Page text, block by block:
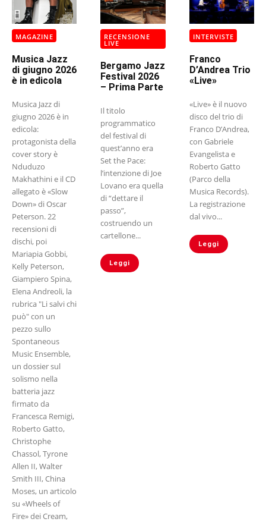
MAGAZINE
Musica Jazz
di giugno 2026
è in edicola
Musica Jazz di
giugno 2026 è in
edicola:
protagonista della
cover story è
Nduduzo
Makhathini e il CD
allegato è «Slow
Down» di Oscar
Peterson. 22
recensioni di
dischi, poi
Mariapia Gobbi,
Kelly Peterson,
Giampiero Spina,
Elena Andreoli, la
rubrica "Li salvi chi
può" con un
pezzo sullo
Spontaneous
Music Ensemble,
un dossier sul
solismo nella
batteria jazz
firmato da
Francesca Remigi,
Roberto Gatto,
Christophe
Chassol, Tyrone
Allen II, Walter
Smith III, China
Moses, un articolo
su «Wheels of
Fire» dei Cream,
RECENSIONE
LIVE
Bergamo Jazz
Festival 2026
– Prima Parte
Il titolo
programmatico
del festival di
quest’anno era
Set the Pace:
l’intenzione di Joe
Lovano era quella
di “dettare il
passo”,
costruendo un
cartellone...
Leggi
INTERVISTE
Franco
D’Andrea Trio
«Live»
«Live» è il nuovo
disco del trio di
Franco D’Andrea,
con Gabriele
Evangelista e
Roberto Gatto
(Parco della
Musica Records).
La registrazione
dal vivo...
Leggi